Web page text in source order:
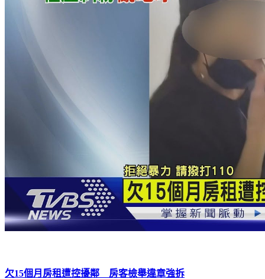
欠15個月房租遭控擾鄰 房客檢舉違章強拆